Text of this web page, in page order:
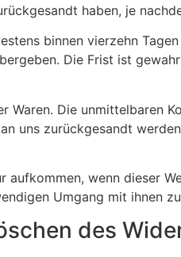
haben, je
binnen vierzehn
Die Frist ist
Waren. Die unmittelbaren
uns zurückgesandt
aufkommen, wenn dieser
Umgang mit ihnen
des